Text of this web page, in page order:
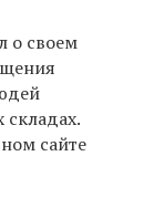
о своем
сайте